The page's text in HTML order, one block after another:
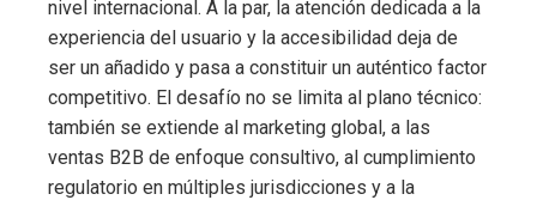
nivel internacional. A la par, la atención dedicada a la
experiencia del usuario y la accesibilidad deja de
ser un añadido y pasa a constituir un auténtico factor
competitivo. El desafío no se limita al plano técnico:
también se extiende al marketing global, a las
ventas B2B de enfoque consultivo, al cumplimiento
regulatorio en múltiples jurisdicciones y a la